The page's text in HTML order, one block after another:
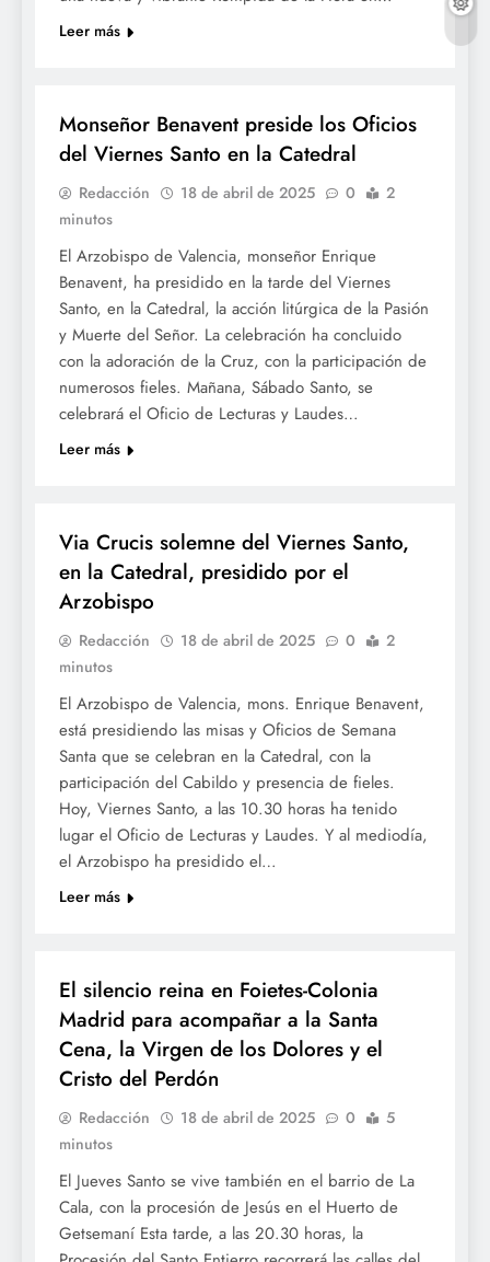
Leer más
Monseñor Benavent preside los Oficios
del Viernes Santo en la Catedral
Redacción 18 de abril de 2025 0
2
minutos
El Arzobispo de Valencia, monseñor Enrique
Benavent, ha presidido en la tarde del Viernes
Santo, en la Catedral, la acción litúrgica de la Pasión
y Muerte del Señor. La celebración ha concluido
con la adoración de la Cruz, con la participación de
numerosos fieles. Mañana, Sábado Santo, se
celebrará el Oficio de Lecturas y Laudes…
Leer más
Via Crucis solemne del Viernes Santo,
en la Catedral, presidido por el
Arzobispo
Redacción 18 de abril de 2025 0
2
minutos
El Arzobispo de Valencia, mons. Enrique Benavent,
está presidiendo las misas y Oficios de Semana
Santa que se celebran en la Catedral, con la
participación del Cabildo y presencia de fieles.
Hoy, Viernes Santo, a las 10.30 horas ha tenido
lugar el Oficio de Lecturas y Laudes. Y al mediodía,
el Arzobispo ha presidido el…
Leer más
El silencio reina en Foietes-Colonia
Madrid para acompañar a la Santa
Cena, la Virgen de los Dolores y el
Cristo del Perdón
Redacción 18 de abril de 2025 0
5
minutos
El Jueves Santo se vive también en el barrio de La
Cala, con la procesión de Jesús en el Huerto de
Getsemaní Esta tarde, a las 20.30 horas, la